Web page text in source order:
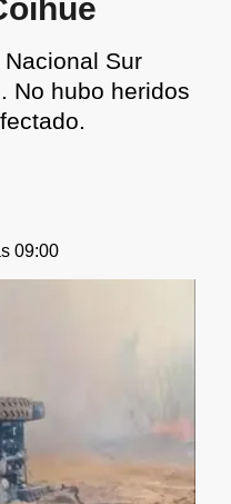
Sur
No hubo heridos
09:00